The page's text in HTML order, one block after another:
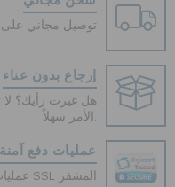
توصيل مجاني على
إرجاع بدون عناء
هل غيرت رأيك؟ لا
الأمر سهلاً.
عمليات دفع آمنة
عمليات دفع آمنة 100% باستخدام اتصال SSL المشفر